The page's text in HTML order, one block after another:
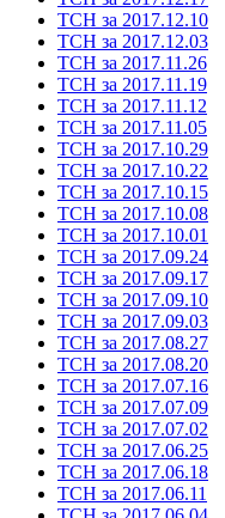
ТСН за 2017.12.10
ТСН за 2017.12.03
ТСН за 2017.11.26
ТСН за 2017.11.19
ТСН за 2017.11.12
ТСН за 2017.11.05
ТСН за 2017.10.29
ТСН за 2017.10.22
ТСН за 2017.10.15
ТСН за 2017.10.08
ТСН за 2017.10.01
ТСН за 2017.09.24
ТСН за 2017.09.17
ТСН за 2017.09.10
ТСН за 2017.09.03
ТСН за 2017.08.27
ТСН за 2017.08.20
ТСН за 2017.07.16
ТСН за 2017.07.09
ТСН за 2017.07.02
ТСН за 2017.06.25
ТСН за 2017.06.18
ТСН за 2017.06.11